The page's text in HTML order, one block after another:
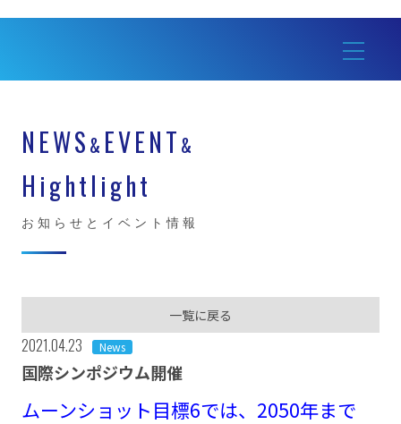
NEWS & EVENT &
Hightlight
お知らせとイベント情報
一覧に戻る
2021.04.23 News
国際シンポジウム開催
ムーンショット目標6では、2050年まで